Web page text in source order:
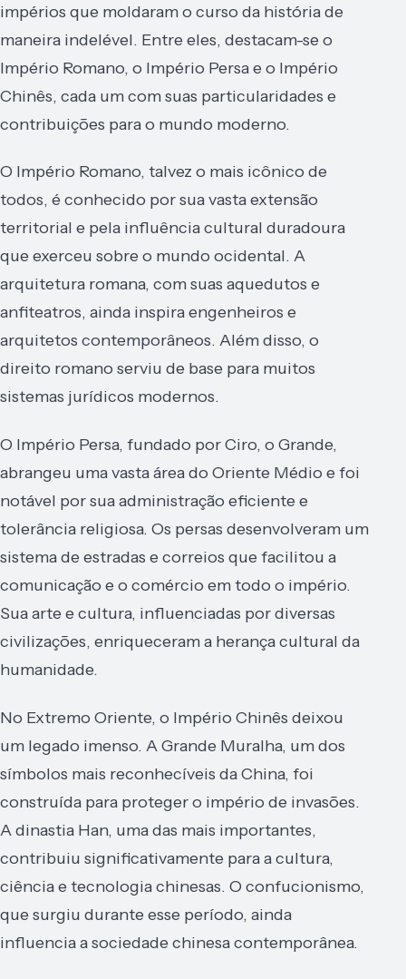
impérios que moldaram o curso da história de
maneira indelével. Entre eles, destacam-se o
Império Romano, o Império Persa e o Império
Chinês, cada um com suas particularidades e
contribuições para o mundo moderno.
O Império Romano, talvez o mais icônico de
todos, é conhecido por sua vasta extensão
territorial e pela influência cultural duradoura
que exerceu sobre o mundo ocidental. A
arquitetura romana, com suas aquedutos e
anfiteatros, ainda inspira engenheiros e
arquitetos contemporâneos. Além disso, o
direito romano serviu de base para muitos
sistemas jurídicos modernos.
O Império Persa, fundado por Ciro, o Grande,
abrangeu uma vasta área do Oriente Médio e foi
notável por sua administração eficiente e
tolerância religiosa. Os persas desenvolveram um
sistema de estradas e correios que facilitou a
comunicação e o comércio em todo o império.
Sua arte e cultura, influenciadas por diversas
civilizações, enriqueceram a herança cultural da
humanidade.
No Extremo Oriente, o Império Chinês deixou
um legado imenso. A Grande Muralha, um dos
símbolos mais reconhecíveis da China, foi
construída para proteger o império de invasões.
A dinastia Han, uma das mais importantes,
contribuiu significativamente para a cultura,
ciência e tecnologia chinesas. O confucionismo,
que surgiu durante esse período, ainda
influencia a sociedade chinesa contemporânea.